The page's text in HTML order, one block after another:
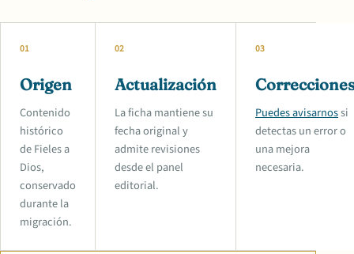
01
Origen
Contenido
histórico
de Fieles a
Dios,
conservado
durante la
migración.
02
Actualización
La ficha mantiene su
fecha original y
admite revisiones
desde el panel
editorial.
03
Puedes avisarnossi
detectas un error o
una mejora
necesaria.